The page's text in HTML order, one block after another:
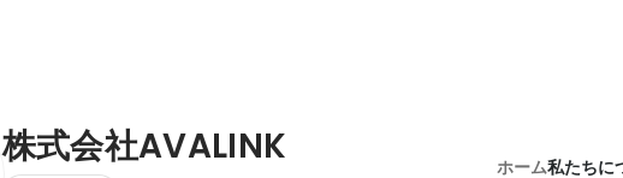
株式会社AVALINK ホーム私たちに